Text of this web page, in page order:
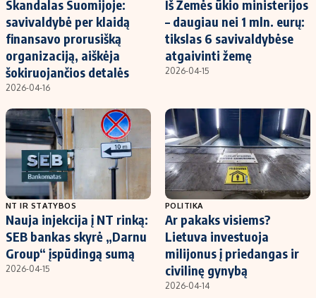
Skandalas Suomijoje:
savivaldybė per klaidą
finansavo prorusišką
organizaciją, aiškėja
šokiruojančios detalės
2026-04-16
Iš Žemės ūkio ministerijos
– daugiau nei 1 mln. eurų:
tikslas 6 savivaldybėse
atgaivinti žemę
2026-04-15
NT IR STATYBOS
Nauja injekcija į NT rinką:
SEB bankas skyrė „Darnu
Group“ įspūdingą sumą
2026-04-15
POLITIKA
Ar pakaks visiems?
Lietuva investuoja
milijonus į priedangas ir
civilinę gynybą
2026-04-14